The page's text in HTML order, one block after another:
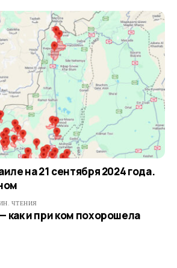
на 21 сентября 2024 года.
ЧТЕНИЯ
и при ком похорошела